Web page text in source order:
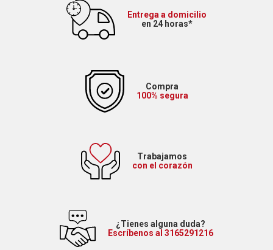
Entrega a domicilio
en 24 horas*
Compra
100% segura
Trabajamos
con el corazón
¿Tienes alguna duda?
Escríbenos al 3165291216